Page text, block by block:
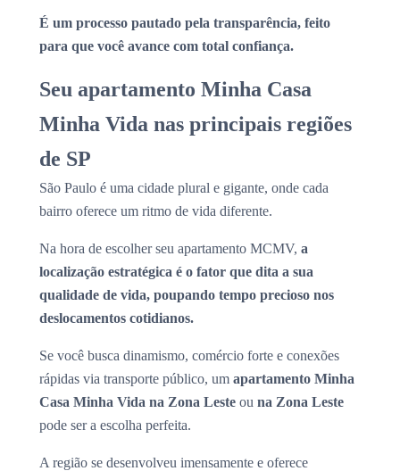
É um processo pautado pela transparência, feito
para que você avance com total confiança.
Seu apartamento Minha Casa
Minha Vida nas principais regiões
de SP
São Paulo é uma cidade plural e gigante, onde cada
bairro oferece um ritmo de vida diferente.
Na hora de escolher seu apartamento MCMV, a
localização estratégica é o fator que dita a sua
qualidade de vida, poupando tempo precioso nos
deslocamentos cotidianos.
Se você busca dinamismo, comércio forte e conexões
rápidas via transporte público, um apartamento Minha
Casa Minha Vida na Zona Leste ou na Zona Leste
pode ser a escolha perfeita.
A região se desenvolveu imensamente e oferece